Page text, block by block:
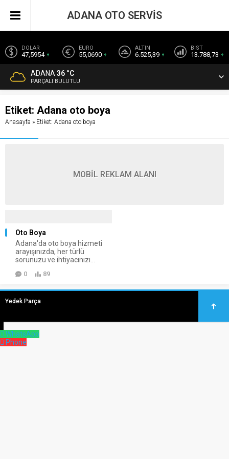
DOLAR
47,5954
EURO
55,0690
ALTIN
6.525,39
BİST
13.788,73
ADANA 36 °C
PARÇALI BULUTLU
ADANA OTO SERVİS
Etiket: Adana oto boya
Anasayfa » Etiket: Adana oto boya
MOBİL REKLAM ALANI
Oto Boya
Adana'da oto boya hizmeti
arayışınızda, her türlü
sorunuzu ve ihtiyacınızı...
0 89
Yedek Parça
WhatsApp
Phone